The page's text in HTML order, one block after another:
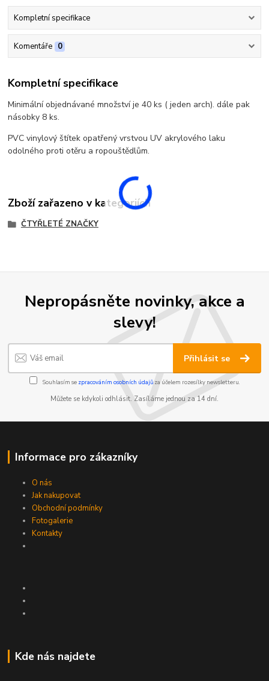
Kompletní specifikace
Komentáře 0
Kompletní specifikace
Minimální objednávané množství je 40 ks ( jeden arch). dále pak
násobky 8 ks.
PVC vinylový štítek opatřený vrstvou UV akrylového laku
odolného proti otěru a ropouštědlům.
Zboží zařazeno v kategoriích
ČTYŘLETÉ ZNAČKY
Nepropásněte novinky, akce a
slevy!
Přihlásit se
Souhlasím se zpracováním osobních údajůza účelem rozesílky newsletteru.
Můžete se kdykoli odhlásit. Zasíláme jednou za 14 dní.
Informace pro zákazníky
O nás
Jak nakupovat
Obchodní podmínky
Fotogalerie
Kontakty
Kde nás najdete